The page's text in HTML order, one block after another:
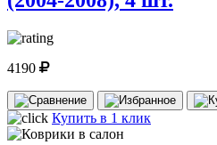
4190
Купить в 1 клик